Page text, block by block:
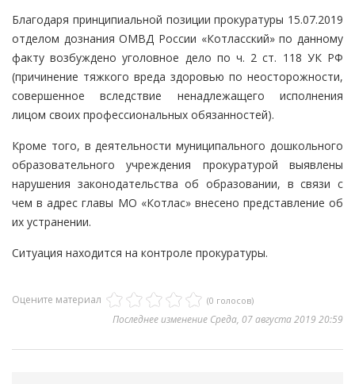
Благодаря принципиальной позиции прокуратуры 15.07.2019
отделом дознания ОМВД России «Котласский» по данному
факту возбуждено уголовное дело по ч. 2 ст. 118 УК РФ
(причинение тяжкого вреда здоровью по неосторожности,
совершенное вследствие ненадлежащего исполнения
лицом своих профессиональных обязанностей).
Кроме того, в деятельности муниципального дошкольного
образовательного учреждения прокуратурой выявлены
нарушения законодательства об образовании, в связи с
чем в адрес главы МО «Котлас» внесено представление об
их устранении.
Ситуация находится на контроле прокуратуры.
Оцените материал (0 голосов)
Последнее изменение Среда, 07 августа 2019 20:59